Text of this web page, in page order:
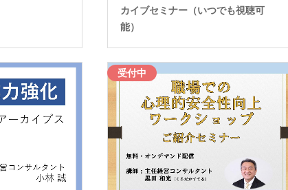
カイブセミナー（いつでも視聴可
能）
受付中